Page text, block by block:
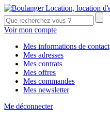
Voir mon compte
Mes informations de contact
Mes adresses
Mes contrats
Mes offres
Mes commandes
Mes newsletter
Me déconnecter